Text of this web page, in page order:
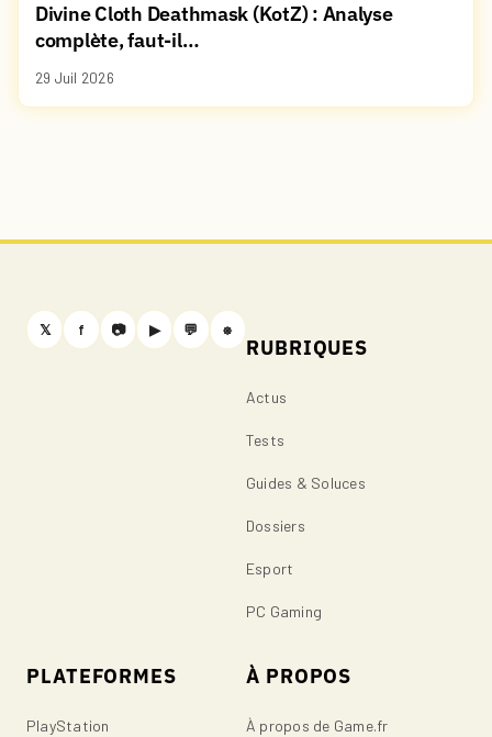
Divine Cloth Deathmask (KotZ) : Analyse
complète, faut-il…
29 Juil 2026
𝕏 f 📷 ▶ 💬 ⎈
RUBRIQUES
Actus
Tests
Guides & Soluces
Dossiers
Esport
PC Gaming
PLATEFORMES
PlayStation
À PROPOS
À propos de Game.fr